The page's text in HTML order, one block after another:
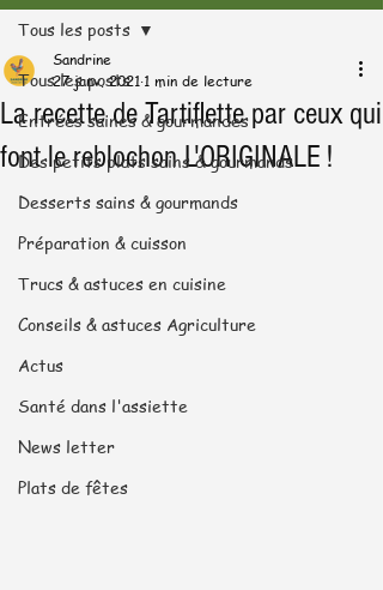
Tous les posts
Entrées saines & gourmandes
Des petits plats sains & gourmands
Desserts sains & gourmands
Préparation & cuisson
Trucs & astuces en cuisine
Conseils & astuces Agriculture
Actus
Santé dans l'assiette
News letter
Plats de fêtes
Tous les posts
La recette de Tartiflette par ceux qui
font le reblochon L'ORIGINALE !
Sandrine
27 janv. 2021 1 min de lecture